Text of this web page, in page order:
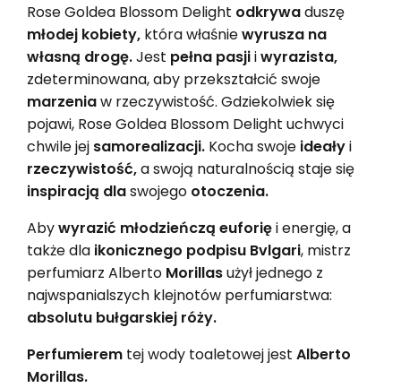
Rose Goldea Blossom Delight odkrywaduszę
młodej kobiety, która właśniewyrusza na
własną drogę.Jest pełna pasjiiwyrazista,
zdeterminowana, aby przekształcić swoje
marzeniaw rzeczywistość. Gdziekolwiek się
pojawi, Rose Goldea Blossom Delight uchwyci
chwile jej samorealizacji. Kocha swoje ideałyi
rzeczywistość,a swoją naturalnością staje się
inspiracją dlaswojego otoczenia.
Abywyrazić młodzieńczą euforięi energię, a
także dla ikonicznego podpisu Bvlgari, mistrz
perfumiarz Alberto Morillasużył jednego z
najwspanialszych klejnotów perfumiarstwa:
absolutu bułgarskiej róży.
Perfumierem tej wody toaletowej jest Alberto
Morillas.